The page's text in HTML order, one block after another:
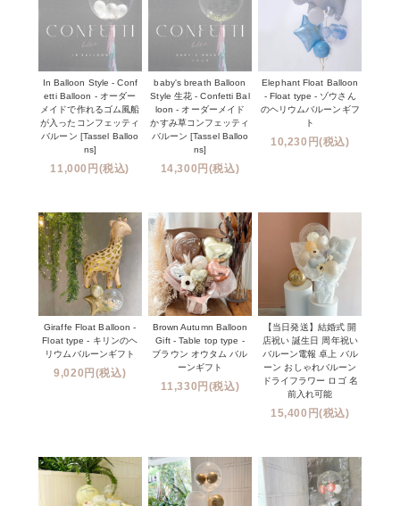
In Balloon Style - Conf
etti Balloon - オーダー
メイドで作れるゴム風船
が入ったコンフェッティ
バルーン [Tassel Balloo
ns]
11,000円(税込)
baby's breath Balloon
Style 生花 - Confetti Bal
loon - オーダーメイド
かすみ草コンフェッティ
バルーン [Tassel Balloo
ns]
14,300円(税込)
Elephant Float Balloon
- Float type - ゾウさん
のヘリウムバルーンギフ
ト
10,230円(税込)
Giraffe Float Balloon -
Float type - キリンのヘ
リウムバルーンギフト
9,020円(税込)
Brown Autumn Balloon
Gift - Table top type -
ブラウン オウタム バル
ーンギフト
11,330円(税込)
【当日発送】結婚式 開
店祝い 誕生日 周年祝い
バルーン電報 卓上 バル
ーン おしゃれバルーン
ドライフラワー ロゴ 名
前入れ可能
15,400円(税込)